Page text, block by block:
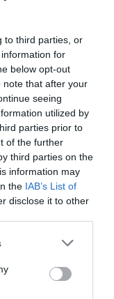
to third parties, or
for
below opt-out
note that after your
seeing
utilized by
parties prior to
of the further
third parties on the
information may
the IAB’s List of
disclose it to other
Πόρτσια –
Ένα βιβλίο